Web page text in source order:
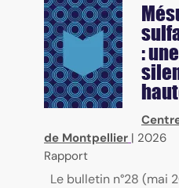
:
de Montpellier | 2026
Rapport
Le bulletin n°28 (mai